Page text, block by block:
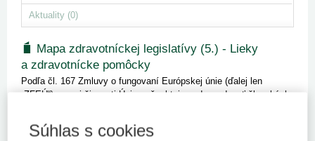
Aktuality (0)
Mapa zdravotníckej legislatívy (5.) - Lieky
a zdravotnícke pomôcky
Podľa čl. 167 Zmluvy o fungovaní Európskej únie (ďalej len
„ZFEÚ“), sa pri činnosti Únie „rešpektuje zodpovednosť členských
poskytovanie zdravotníckych služieb a zdravotnej starostlivo...
Súhlas s cookies